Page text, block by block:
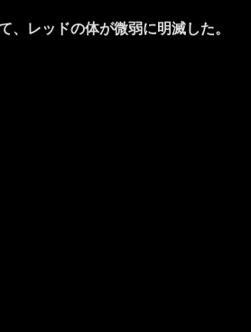
レッドの体が微弱に明滅した。